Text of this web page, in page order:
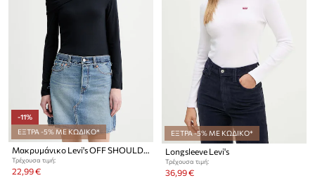
-11%
ΕΞΤΡΑ -5% ΜΕ ΚΩΔΙΚΟ*
Μακρυμάνικο Levi's OFF SHOULDER LS
Τρέχουσα τιμή:
22,99 €
ΕΞΤΡΑ -5% ΜΕ ΚΩΔΙΚΟ*
Longsleeve Levi's
Τρέχουσα τιμή:
36,99 €